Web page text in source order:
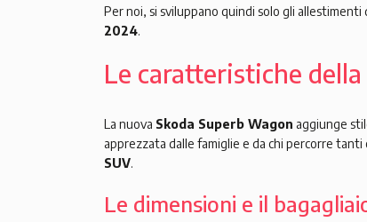
Per noi, si sviluppano quindi solo gli
2024.
Le caratteristiche
La nuova Skoda Superb Wagon aggiunge
apprezzata dalle famiglie e da chi percorre
SUV.
Le dimensioni e il